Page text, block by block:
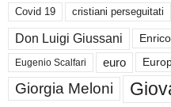
Covid 19 cristiani perseguitati
Don Luigi Giussani
Eugenio Scalfari euro
Giorgia Meloni